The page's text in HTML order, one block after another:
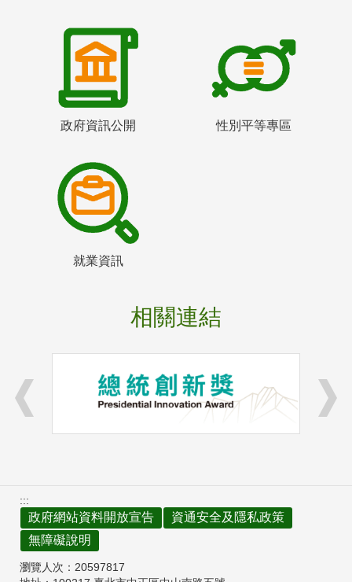
政府資訊公開 性別平等專區
就業資訊
相關連結
:::
政府網站資料開放宣告
資通安全及隱私政策
無障礙說明
瀏覽人次： 20597817